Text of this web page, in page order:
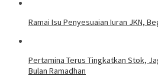
Ramai Isu Penyesuaian Iuran JKN,
Pertamina Terus Tingkatkan Stok,
Bulan Ramadhan